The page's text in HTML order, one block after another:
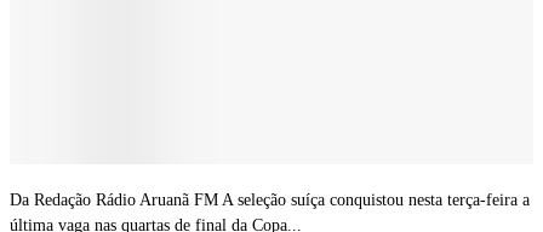
Da Redação Rádio Aruanã FM A seleção suíça conquistou nesta terça-feira a
última vaga nas quartas de final da Copa...